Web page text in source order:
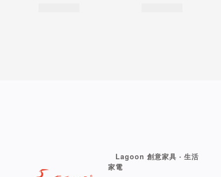
Lagoon 創意家具 ‧ 生活
家電